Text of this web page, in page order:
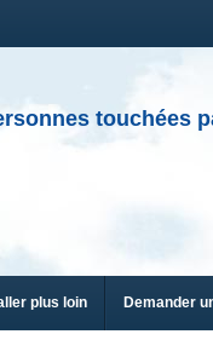
touchées
plus loin Demander